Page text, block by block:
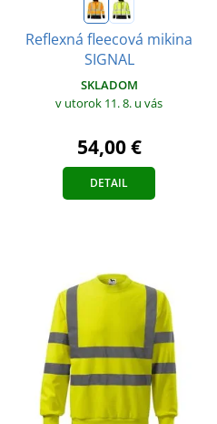
Reflexná fleecová mikina
SIGNAL
SKLADOM
v utorok 11. 8. u vás
54,00 €
DETAIL